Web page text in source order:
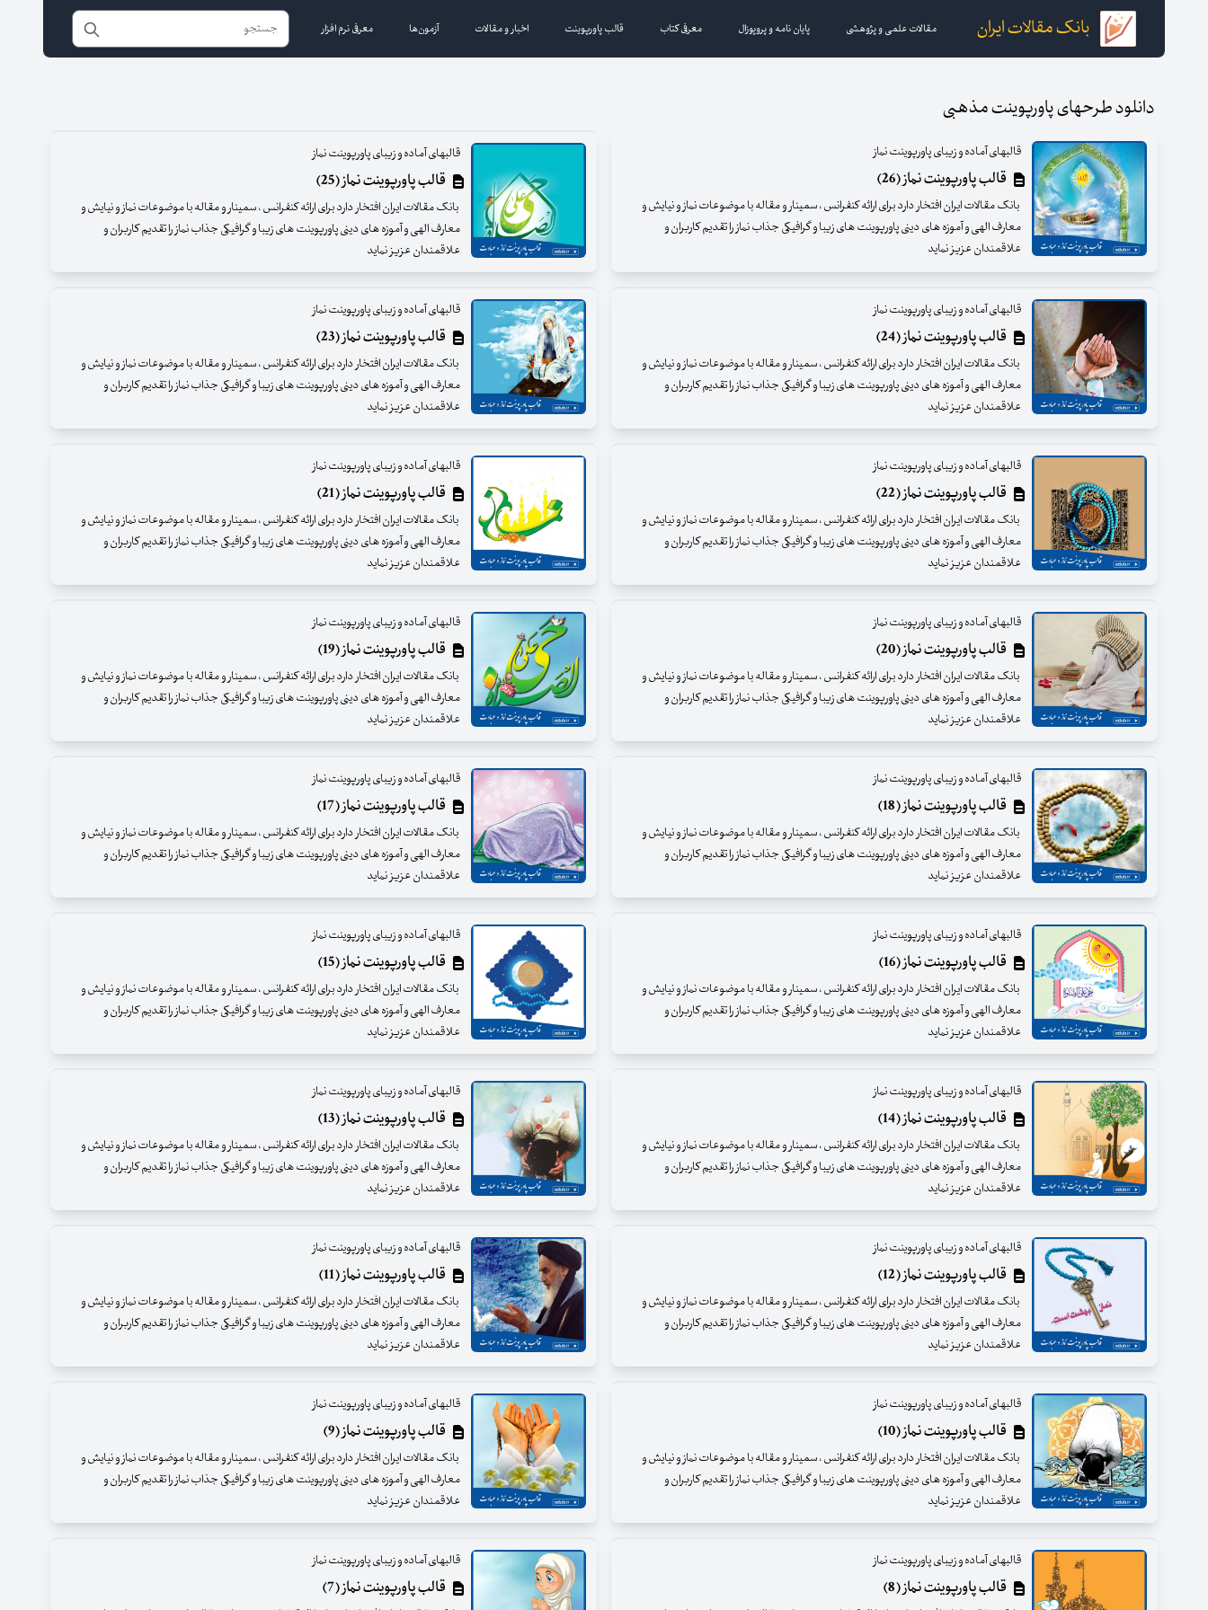
بانک مقالات ایران مقالات علمی و پژوهشی پایان نامه و پروپوزال معرفی کتاب قالب پاورپوینت اخبار و مقالات آزمون‌ها معرفی نرم افزار
دانلود طرحهای پاورپوینت مذهبی
قالبهای آماده و زیبای پاورپوینت نماز
قالب پاورپوینت نماز (26)
بانک مقالات ایران افتخار دارد برای ارائه کنفرانس ، سمینار و مقاله با موضوعات نماز و نیایش و
معارف الهی و آموزه های دینی پاورپوینت های زیبا و گرافیکی جذاب نماز را تقدیم کاربران و
علاقمندان عزیز نماید
قالبهای آماده و زیبای پاورپوینت نماز
قالب پاورپوینت نماز (25)
بانک مقالات ایران افتخار دارد برای ارائه کنفرانس ، سمینار و مقاله با موضوعات نماز و نیایش و
معارف الهی و آموزه های دینی پاورپوینت های زیبا و گرافیکی جذاب نماز را تقدیم کاربران و
علاقمندان عزیز نماید
قالبهای آماده و زیبای پاورپوینت نماز
قالب پاورپوینت نماز (24)
بانک مقالات ایران افتخار دارد برای ارائه کنفرانس ، سمینار و مقاله با موضوعات نماز و نیایش و
معارف الهی و آموزه های دینی پاورپوینت های زیبا و گرافیکی جذاب نماز را تقدیم کاربران و
علاقمندان عزیز نماید
قالبهای آماده و زیبای پاورپوینت نماز
قالب پاورپوینت نماز (23)
بانک مقالات ایران افتخار دارد برای ارائه کنفرانس ، سمینار و مقاله با موضوعات نماز و نیایش و
معارف الهی و آموزه های دینی پاورپوینت های زیبا و گرافیکی جذاب نماز را تقدیم کاربران و
علاقمندان عزیز نماید
قالبهای آماده و زیبای پاورپوینت نماز
قالب پاورپوینت نماز (22)
بانک مقالات ایران افتخار دارد برای ارائه کنفرانس ، سمینار و مقاله با موضوعات نماز و نیایش و
معارف الهی و آموزه های دینی پاورپوینت های زیبا و گرافیکی جذاب نماز را تقدیم کاربران و
علاقمندان عزیز نماید
قالبهای آماده و زیبای پاورپوینت نماز
قالب پاورپوینت نماز (21)
بانک مقالات ایران افتخار دارد برای ارائه کنفرانس ، سمینار و مقاله با موضوعات نماز و نیایش و
معارف الهی و آموزه های دینی پاورپوینت های زیبا و گرافیکی جذاب نماز را تقدیم کاربران و
علاقمندان عزیز نماید
قالبهای آماده و زیبای پاورپوینت نماز
قالب پاورپوینت نماز (20)
بانک مقالات ایران افتخار دارد برای ارائه کنفرانس ، سمینار و مقاله با موضوعات نماز و نیایش و
معارف الهی و آموزه های دینی پاورپوینت های زیبا و گرافیکی جذاب نماز را تقدیم کاربران و
علاقمندان عزیز نماید
قالبهای آماده و زیبای پاورپوینت نماز
قالب پاورپوینت نماز (19)
بانک مقالات ایران افتخار دارد برای ارائه کنفرانس ، سمینار و مقاله با موضوعات نماز و نیایش و
معارف الهی و آموزه های دینی پاورپوینت های زیبا و گرافیکی جذاب نماز را تقدیم کاربران و
علاقمندان عزیز نماید
قالبهای آماده و زیبای پاورپوینت نماز
قالب پاورپوینت نماز (18)
بانک مقالات ایران افتخار دارد برای ارائه کنفرانس ، سمینار و مقاله با موضوعات نماز و نیایش و
معارف الهی و آموزه های دینی پاورپوینت های زیبا و گرافیکی جذاب نماز را تقدیم کاربران و
علاقمندان عزیز نماید
قالبهای آماده و زیبای پاورپوینت نماز
قالب پاورپوینت نماز (17)
بانک مقالات ایران افتخار دارد برای ارائه کنفرانس ، سمینار و مقاله با موضوعات نماز و نیایش و
معارف الهی و آموزه های دینی پاورپوینت های زیبا و گرافیکی جذاب نماز را تقدیم کاربران و
علاقمندان عزیز نماید
قالبهای آماده و زیبای پاورپوینت نماز
قالب پاورپوینت نماز (16)
بانک مقالات ایران افتخار دارد برای ارائه کنفرانس ، سمینار و مقاله با موضوعات نماز و نیایش و
معارف الهی و آموزه های دینی پاورپوینت های زیبا و گرافیکی جذاب نماز را تقدیم کاربران و
علاقمندان عزیز نماید
قالبهای آماده و زیبای پاورپوینت نماز
قالب پاورپوینت نماز (15)
بانک مقالات ایران افتخار دارد برای ارائه کنفرانس ، سمینار و مقاله با موضوعات نماز و نیایش و
معارف الهی و آموزه های دینی پاورپوینت های زیبا و گرافیکی جذاب نماز را تقدیم کاربران و
علاقمندان عزیز نماید
قالبهای آماده و زیبای پاورپوینت نماز
قالب پاورپوینت نماز (14)
بانک مقالات ایران افتخار دارد برای ارائه کنفرانس ، سمینار و مقاله با موضوعات نماز و نیایش و
معارف الهی و آموزه های دینی پاورپوینت های زیبا و گرافیکی جذاب نماز را تقدیم کاربران و
علاقمندان عزیز نماید
قالبهای آماده و زیبای پاورپوینت نماز
قالب پاورپوینت نماز (13)
بانک مقالات ایران افتخار دارد برای ارائه کنفرانس ، سمینار و مقاله با موضوعات نماز و نیایش و
معارف الهی و آموزه های دینی پاورپوینت های زیبا و گرافیکی جذاب نماز را تقدیم کاربران و
علاقمندان عزیز نماید
قالبهای آماده و زیبای پاورپوینت نماز
قالب پاورپوینت نماز (12)
بانک مقالات ایران افتخار دارد برای ارائه کنفرانس ، سمینار و مقاله با موضوعات نماز و نیایش و
معارف الهی و آموزه های دینی پاورپوینت های زیبا و گرافیکی جذاب نماز را تقدیم کاربران و
علاقمندان عزیز نماید
قالبهای آماده و زیبای پاورپوینت نماز
قالب پاورپوینت نماز (11)
بانک مقالات ایران افتخار دارد برای ارائه کنفرانس ، سمینار و مقاله با موضوعات نماز و نیایش و
معارف الهی و آموزه های دینی پاورپوینت های زیبا و گرافیکی جذاب نماز را تقدیم کاربران و
علاقمندان عزیز نماید
قالبهای آماده و زیبای پاورپوینت نماز
قالب پاورپوینت نماز (10)
بانک مقالات ایران افتخار دارد برای ارائه کنفرانس ، سمینار و مقاله با موضوعات نماز و نیایش و
معارف الهی و آموزه های دینی پاورپوینت های زیبا و گرافیکی جذاب نماز را تقدیم کاربران و
علاقمندان عزیز نماید
قالبهای آماده و زیبای پاورپوینت نماز
قالب پاورپوینت نماز (9)
بانک مقالات ایران افتخار دارد برای ارائه کنفرانس ، سمینار و مقاله با موضوعات نماز و نیایش و
معارف الهی و آموزه های دینی پاورپوینت های زیبا و گرافیکی جذاب نماز را تقدیم کاربران و
علاقمندان عزیز نماید
قالبهای آماده و زیبای پاورپوینت نماز
قالب پاورپوینت نماز (8)
قالبهای آماده و زیبای پاورپوینت نماز
قالب پاورپوینت نماز (7)